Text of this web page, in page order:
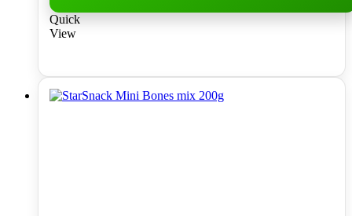
Quick
View